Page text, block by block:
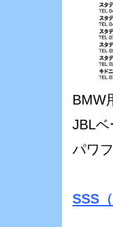
BMW
JBLベ
パワ
SSS